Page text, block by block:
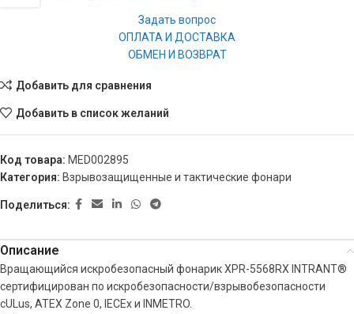
Задать вопрос
ОПЛАТА И ДОСТАВКА
ОБМЕН И ВОЗВРАТ
Добавить для сравнения
Добавить в список желаний
Код товара: MED002895
Категория: Взрывозащищенные и тактические фонари
Поделиться:
Описание
Вращающийся искробезопасный фонарик XPR-5568RX INTRANT®
сертифицирован по искробезопасности/взрывобезопасности
cULus, ATEX Zone 0, IECEx и INMETRO.